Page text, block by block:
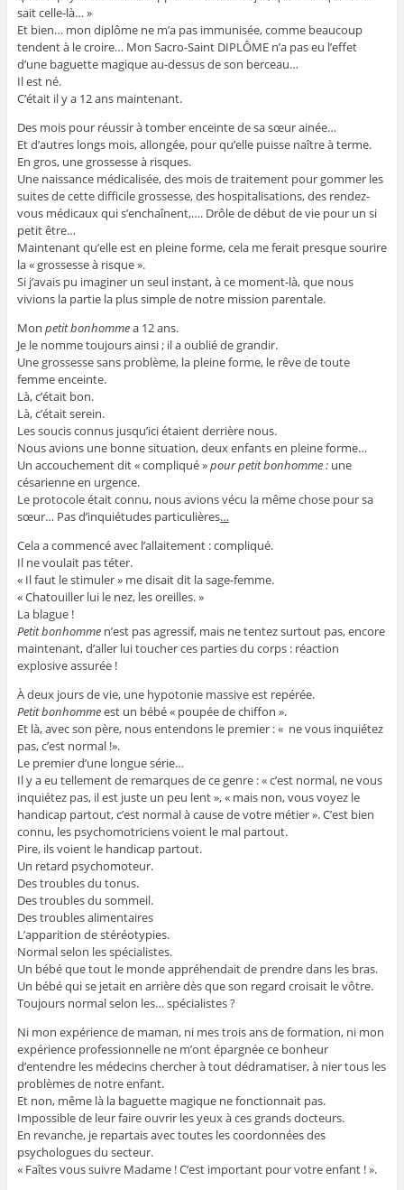
sait celle-là… »
Et bien… mon diplôme ne m’a pas immunisée, comme beaucoup
tendent à le croire… Mon Sacro-Saint DIPLÔME n’a pas eu l’effet
d’une baguette magique au-dessus de son berceau…
Il est né.
C’était il y a 12 ans maintenant.
Des mois pour réussir à tomber enceinte de sa sœur ainée…
Et d’autres longs mois, allongée, pour qu’elle puisse naître à terme.
En gros, une grossesse à risques.
Une naissance médicalisée, des mois de traitement pour gommer les
suites de cette difficile grossesse, des hospitalisations, des rendez-
vous médicaux qui s’enchaînent,…. Drôle de début de vie pour un si
petit être…
Maintenant qu’elle est en pleine forme, cela me ferait presque sourire
la « grossesse à risque ».
Si j’avais pu imaginer un seul instant, à ce moment-là, que nous
vivions la partie la plus simple de notre mission parentale.
Mon petit bonhommea 12 ans.
Je le nomme toujours ainsi ; il a oublié de grandir.
Une grossesse sans problème, la pleine forme, le rêve de toute
femme enceinte.
Là, c’était bon.
Là, c’était serein.
Les soucis connus jusqu’ici étaient derrière nous.
Nous avions une bonne situation, deux enfants en pleine forme…
Un accouchement dit « compliqué »pour petit bonhomme: une
césarienne en urgence.
Le protocole était connu, nous avions vécu la même chose pour sa
sœur… Pas d’inquiétudes particulières…
Cela a commencé avec l’allaitement : compliqué.
Il ne voulait pas téter.
« Il faut le stimuler » me disait dit la sage-femme.
« Chatouiller lui le nez, les oreilles. »
La blague !
Petit bonhommen’est pas agressif, mais ne tentez surtout pas, encore
maintenant, d’aller lui toucher ces parties du corps : réaction
explosive assurée !
À deux jours de vie, une hypotonie massive est repérée.
Petit bonhommeest un bébé « poupée de chiffon ».
Et là, avec son père, nous entendons le premier : « ne vous inquiétez
pas, c’est normal !».
Le premier d’une longue série…
Il y a eu tellement de remarques de ce genre : « c’est normal, ne vous
inquiétez pas, il est juste un peu lent », « mais non, vous voyez le
handicap partout, c’est normal à cause de votre métier ». C’est bien
connu, les psychomotriciens voient le mal partout.
Pire, ils voient le handicap partout.
Un retard psychomoteur.
Des troubles du tonus.
Des troubles du sommeil.
Des troubles alimentaires
L’apparition de stéréotypies.
Normal selon les spécialistes.
Un bébé que tout le monde appréhendait de prendre dans les bras.
Un bébé qui se jetait en arrière dès que son regard croisait le vôtre.
Toujours normal selon les… spécialistes ?
Ni mon expérience de maman, ni mes trois ans de formation, ni mon
expérience professionnelle ne m’ont épargnée ce bonheur
d’entendre les médecins chercher à tout dédramatiser, à nier tous les
problèmes de notre enfant.
Et non, même là la baguette magique ne fonctionnait pas.
Impossible de leur faire ouvrir les yeux à ces grands docteurs.
En revanche, je repartais avec toutes les coordonnées des
psychologues du secteur.
« Faîtes vous suivre Madame ! C’est important pour votre enfant ! ».